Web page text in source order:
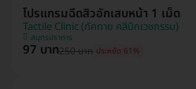
โปรแกรมฉีดสิวอักเสบหน้า 1 เม็ด
Tactile Clinic (ทัคทาย คลินิกเวชกรรม)
สมุทรปราการ
97 บาท250 บาท ประหยัด 61%